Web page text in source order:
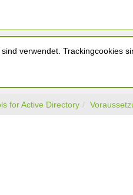
verwendet. Trackingcookies
for Active Directory